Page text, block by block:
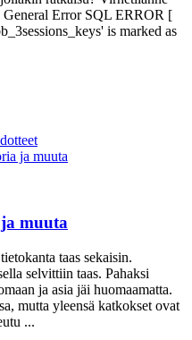
Error SQL ERROR [
is marked as
ja muuta
muuta
taas sekaisin.
selvittiin taas. Pahaksi
ja asia jäi huomaamatta.
mutta yleensä katkokset ovat
...